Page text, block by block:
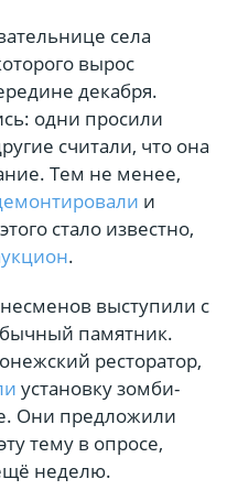
села
вырос
декабря.
одни просили
считали, что она
Тем не менее,
и
стало известно,
.
выступили с
памятник.
ресторатор,
установку зомби-
Они предложили
тему в опросе,
неделю.